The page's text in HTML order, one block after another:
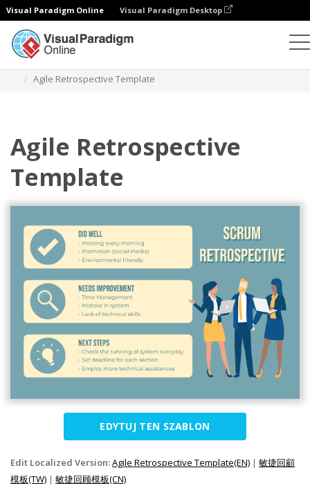
Visual Paradigm Online Visual Paradigm Desktop
Agile Retrospective Template
Agile Retrospective
Template
EDYTUJ TEN SZABLON
Edit Localized Version:Agile Retrospective Template(EN) | 敏捷回顧
模板(TW) | 敏捷回顾模板(CN)